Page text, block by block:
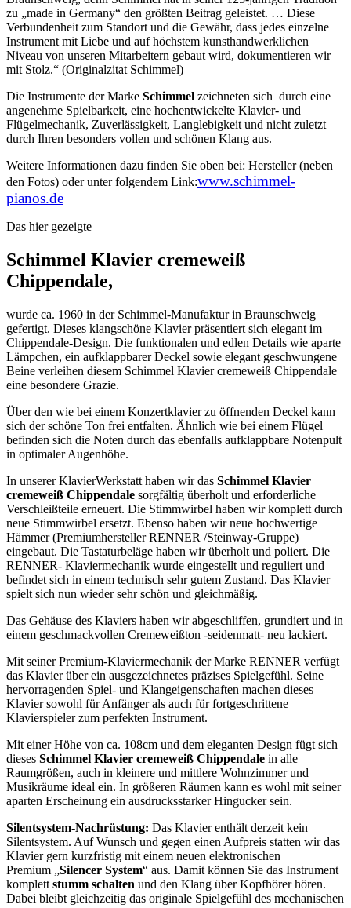
zu „made in Germany“ den größten Beitrag geleistet. … Diese
Verbundenheit zum Standort und die Gewähr, dass jedes einzelne
Instrument mit Liebe und auf höchstem kunsthandwerklichen
Niveau von unseren Mitarbeitern gebaut wird, dokumentieren wir
mit Stolz.“ (Originalzitat Schimmel)
Die Instrumente der Marke Schimmel zeichneten sich durch eine
angenehme Spielbarkeit, eine hochentwickelte Klavier- und
Flügelmechanik, Zuverlässigkeit, Langlebigkeit und nicht zuletzt
durch Ihren besonders vollen und schönen Klang aus.
Weitere Informationen dazu finden Sie oben bei: Hersteller (neben
den Fotos) oder unter folgendem Link:www.schimmel-
pianos.de
Das hier gezeigte
Schimmel Klavier cremeweiß
Chippendale,
wurde ca. 1960 in der Schimmel-Manufaktur in Braunschweig
gefertigt. Dieses klangschöne Klavier präsentiert sich elegant im
Chippendale-Design. Die funktionalen und edlen Details wie aparte
Lämpchen, ein aufklappbarer Deckel sowie elegant geschwungene
Beine verleihen diesem Schimmel Klavier cremeweiß Chippendale
eine besondere Grazie.
Über den wie bei einem Konzertklavier zu öffnenden Deckel kann
sich der schöne Ton frei entfalten. Ähnlich wie bei einem Flügel
befinden sich die Noten durch das ebenfalls aufklappbare Notenpult
in optimaler Augenhöhe.
In unserer KlavierWerkstatt haben wir das Schimmel Klavier
cremeweiß Chippendale sorgfältig überholt und erforderliche
Verschleißteile erneuert. Die Stimmwirbel haben wir komplett durch
neue Stimmwirbel ersetzt. Ebenso haben wir neue hochwertige
Hämmer (Premiumhersteller RENNER /Steinway-Gruppe)
eingebaut. Die Tastaturbeläge haben wir überholt und poliert. Die
RENNER- Klaviermechanik wurde eingestellt und reguliert und
befindet sich in einem technisch sehr gutem Zustand. Das Klavier
spielt sich nun wieder sehr schön und gleichmäßig.
Das Gehäuse des Klaviers haben wir abgeschliffen, grundiert und in
einem geschmackvollen Cremeweißton -seidenmatt- neu lackiert.
Mit seiner Premium-Klaviermechanik der Marke RENNER verfügt
das Klavier über ein ausgezeichnetes präzises Spielgefühl. Seine
hervorragenden Spiel- und Klangeigenschaften machen dieses
Klavier sowohl für Anfänger als auch für fortgeschrittene
Klavierspieler zum perfekten Instrument.
Mit einer Höhe von ca. 108cm und dem eleganten Design fügt sich
dieses Schimmel Klavier cremeweiß Chippendale in alle
Raumgrößen, auch in kleinere und mittlere Wohnzimmer und
Musikräume ideal ein. In größeren Räumen kann es wohl mit seiner
aparten Erscheinung ein ausdrucksstarker Hingucker sein.
Silentsystem-Nachrüstung: Das Klavier enthält derzeit kein
Silentsystem. Auf Wunsch und gegen einen Aufpreis statten wir das
Klavier gern kurzfristig mit einem neuen elektronischen
Premium „Silencer System“ aus. Damit können Sie das Instrument
komplett stumm schalten und den Klang über Kopfhörer hören.
Dabei bleibt gleichzeitig das originale Spielgefühl des mechanischen